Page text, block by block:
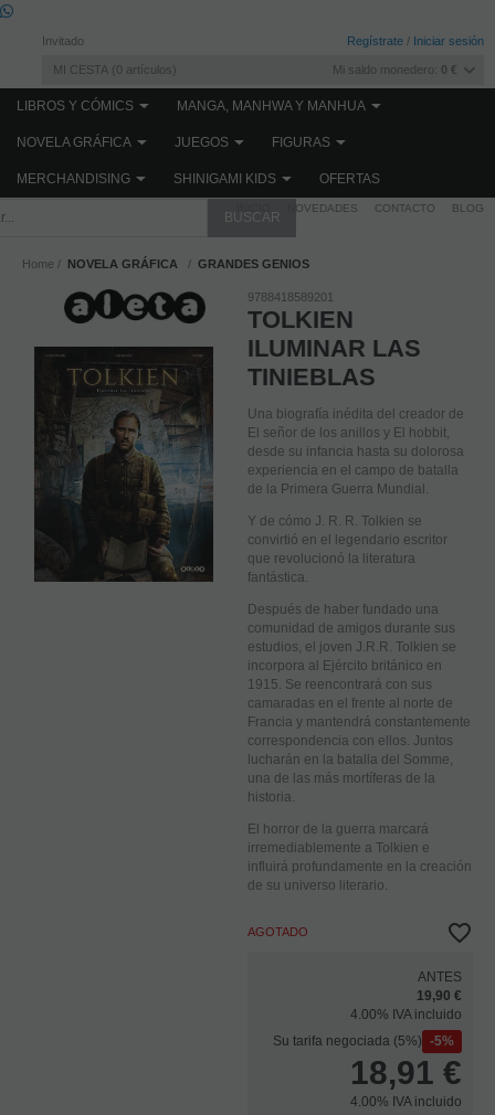
Invitado Regístrate / Iniciar sesión
MI CESTA 0 artículos Mi saldo monedero: 0 €
NOVEDADES CONTACTO BLOG
LIBROS Y CÓMICS MANGA, MANHWA Y MANHUA
NOVELA GRÁFICA JUEGOS FIGURAS
MERCHANDISING SHINIGAMI KIDS OFERTAS
Home NOVELA GRÁFICA GRANDES GENIOS
9788418589201
TOLKIEN
ILUMINAR LAS
TINIEBLAS
Una biografía inédita del creador de
El señor de los anillos y El hobbit,
desde su infancia hasta su dolorosa
experiencia en el campo de batalla
de la Primera Guerra Mundial.
Y de cómo J. R. R. Tolkien se
convirtió en el legendario escritor
que revolucionó la literatura
fantástica.
Después de haber fundado una
comunidad de amigos durante sus
estudios, el joven J.R.R. Tolkien se
incorpora al Ejército británico en
1915. Se reencontrará con sus
camaradas en el frente al norte de
Francia y mantendrá constantemente
correspondencia con ellos. Juntos
lucharán en la batalla del Somme,
una de las más mortíferas de la
historia.
El horror de la guerra marcará
irremediablemente a Tolkien e
influirá profundamente en la creación
de su universo literario.
AGOTADO
ANTES
19,90 €
4.00% IVA incluido
Su tarifa negociada (5%)
5%
18,91 €
4.00% IVA incluido